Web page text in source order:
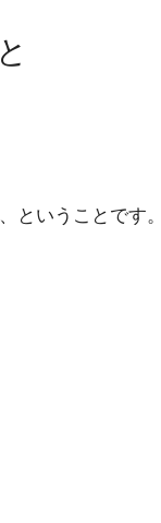
ということです。